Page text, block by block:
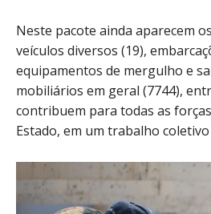
Neste pacote ainda aparecem
veículos diversos (19),
equipamentos de mergulho e
mobiliários em geral (7744),
contribuem para todas as
Estado, em um trabalho